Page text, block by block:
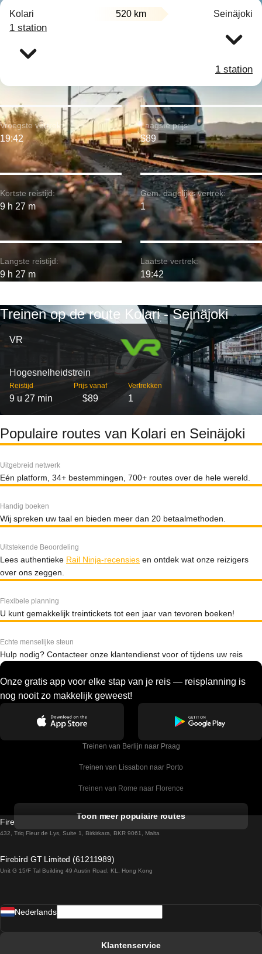
Kolari 520 km Seinäjoki
1 station
1 station
Kortste reistijd:
9 h 27 m
Vroegste vertrek:
19:42
Langste reistijd:
9 h 27 m
Laagste prijs:
$89
Gem. dagelijks vertrek:
1
Laatste vertrek:
19:42
Treinen op de route Kolari - Seinäjoki
VR
Hogesnelheidstrein
Reistijd
9 u 27 min
Prijs vanaf
$89
Vertrekken
1
Populaire routes van Kolari en Seinäjoki
Uitgebreid netwerk
Eén platform, 34+ bestemmingen, 700+ routes over de hele wereld.
Handig boeken
Wij spreken uw taal en bieden meer dan 20 betaalmethoden.
Uitstekende Beoordeling
Lees authentieke Rail Ninja-recensies en ontdek wat onze reizigers
over ons zeggen.
Flexibele planning
U kunt gemakkelijk treintickets tot een jaar van tevoren boeken!
Echte menselijke steun
Hulp nodig? Contacteer onze klantendienst voor of tijdens uw reis
Onze gratis app voor elke stap van je reis — reisplanning is
nog nooit zo makkelijk geweest!
Treinen van Berlijn naar Praag
Treinen van Lissabon naar Porto
Treinen van Rome naar Florence
Treinen van Sevilla naar Barcelona
Treinen van Praag naar Wenen
Toon meer populaire routes
Firebird GT Limited (OC 1451)
432, Triq Fleur de Lys, Suite 1, Birkirkara, BKR 9061, Malta
Firebird GT Limited (61211989)
Unit G 15/F Tal Building 49 Austin Road, KL, Hong Kong
Nederlands
Klantenservice